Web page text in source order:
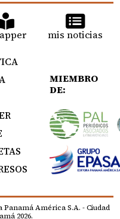
mis noticias
MIEMBRO
DE:
América S.A. - Ciudad
2026.